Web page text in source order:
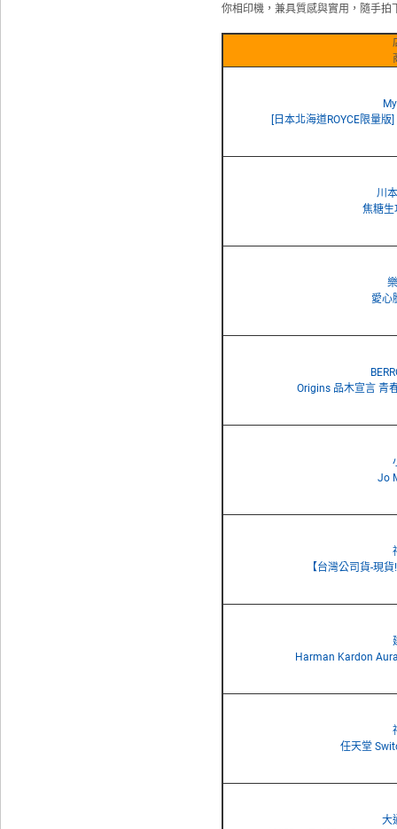
你相印機，兼具質感與實用，隨手拍
[日本北海道ROYCE限量
川
焦糖
愛心
Origins 品木宣言 青
Jo
【台灣公司貨-現
Harman Kardon
任天堂
大